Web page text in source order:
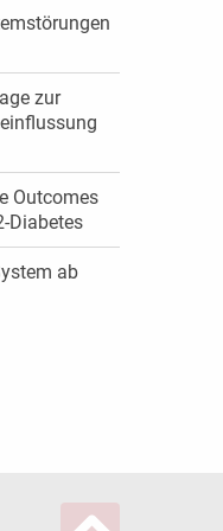
zur
Outcomes
Diabetes
ab